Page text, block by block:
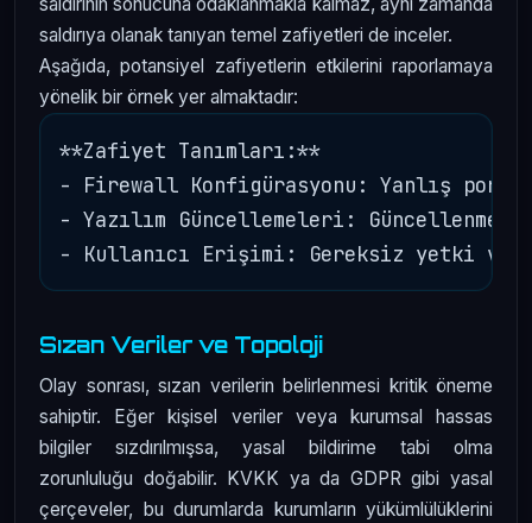
saldırıya olanak tanıyan temel zafiyetleri de inceler.
Aşağıda, potansiyel zafiyetlerin etkilerini raporlamaya
yönelik bir örnek yer almaktadır:
**Zafiyet Tanımları:**
- Firewall Konfigürasyonu: Yanlış port
- Yazılım Güncellemeleri:
Sızan Veriler ve Topoloji
Olay sonrası, sızan verilerin belirlenmesi kritik öneme
sahiptir. Eğer kişisel veriler veya kurumsal hassas
bilgiler sızdırılmışsa, yasal bildirime tabi olma
zorunluluğu doğabilir. KVKK ya da GDPR gibi yasal
çerçeveler, bu durumlarda kurumların yükümlülüklerini